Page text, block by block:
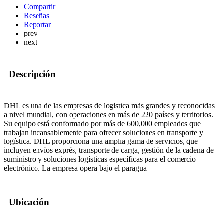
Compartir
Reseñas
Reportar
prev
next
Descripción
DHL es una de las empresas de logística más grandes y reconocidas
a nivel mundial, con operaciones en más de 220 países y territorios.
Su equipo está conformado por más de 600,000 empleados que
trabajan incansablemente para ofrecer soluciones en transporte y
logística. DHL proporciona una amplia gama de servicios, que
incluyen envíos exprés, transporte de carga, gestión de la cadena de
suministro y soluciones logísticas específicas para el comercio
electrónico. La empresa opera bajo el paragua
Ubicación